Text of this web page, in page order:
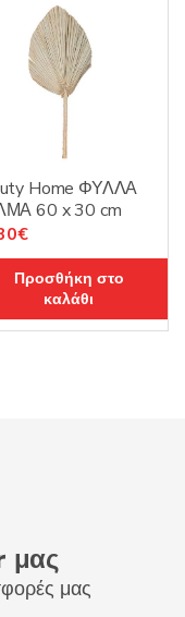
Home ΦΥΛΛΑ
60 x 30 cm
€
Προσθήκη στο
καλάθι
μας
μας